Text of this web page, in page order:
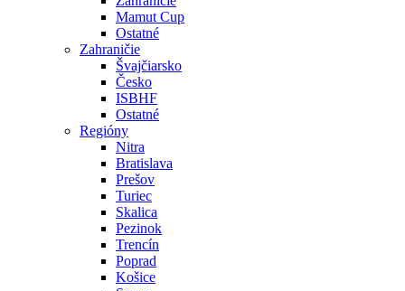
Mamut Cup
Ostatné
Zahraničie
Švajčiarsko
Česko
ISBHF
Ostatné
Regióny
Nitra
Bratislava
Prešov
Turiec
Skalica
Pezinok
Trencín
Poprad
Košice